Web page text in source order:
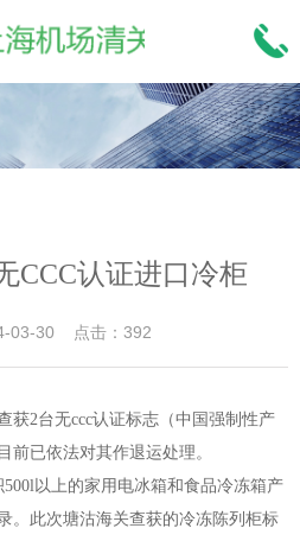
CCC认证进口冷柜
03-30 点击：392
获2台无ccc认证标志（中国强制性产
前已依法对其作退运处理。
500l以上的家用电冰箱和食品冷冻箱产
。此次塘沽海关查获的冷冻陈列柜标